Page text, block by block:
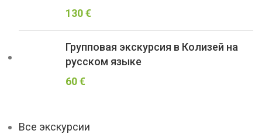
130€
Групповая экскурсия в Колизей на
русском языке
60€
Все экскурсии